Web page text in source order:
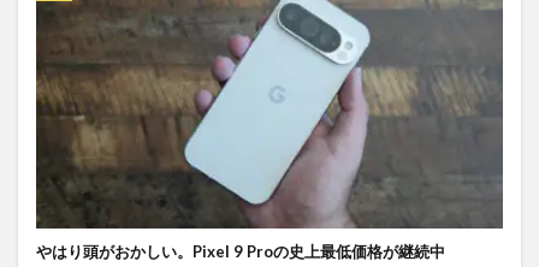
やはり頭がおかしい。Pixel 9 Proの史上最低価格が継続中